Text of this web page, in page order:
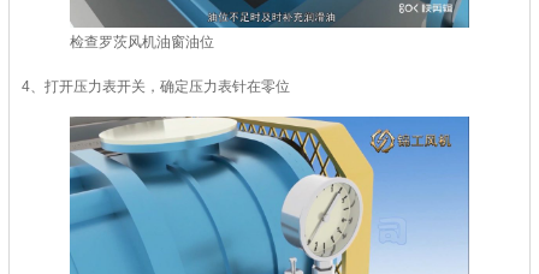
检查罗茨风机油窗油位
4、打开压力表开关，确定压力表针在零位